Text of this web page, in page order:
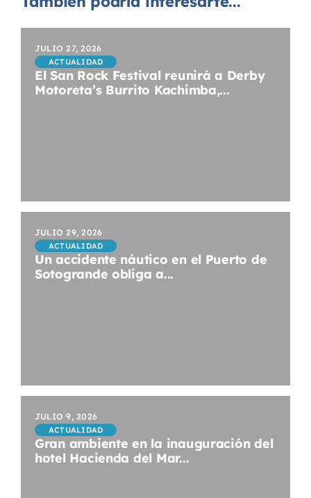
JULIO 27, 2026
ACTUALIDAD
El San Rock Festival reunirá a Derby
Motoreta’s Burrito Kachimba,...
JULIO 29, 2026
ACTUALIDAD
Un accidente náutico en el Puerto de
Sotogrande obliga a...
JULIO 9, 2026
ACTUALIDAD
Gran ambiente en la inauguración del
hotel Hacienda del Mar...